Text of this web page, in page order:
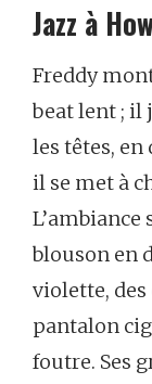
Jazz à
Freddy
beatlent ; il
les têtes, en
il se met à
L’ambiance
blouson en
violette, des
pantalon
foutre. Ses